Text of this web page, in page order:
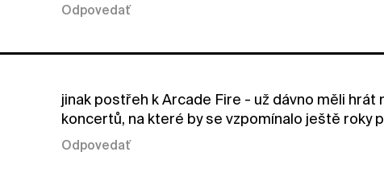
Odpovedať
jinak postřeh k Arcade Fire - už dávno měli
koncertů, na které by se vzpomínalo ještě roky
Odpovedať